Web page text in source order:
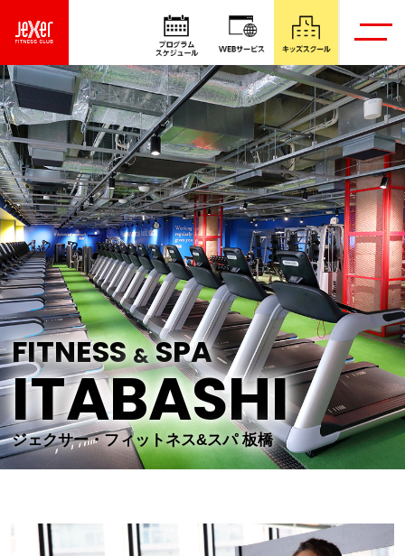
FITNESS & SPA
ITABASHI
ジェクサー・フィットネス&スパ 板橋